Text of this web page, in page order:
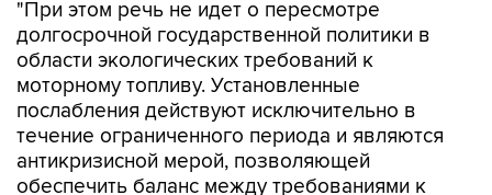
области экологических требований к
моторному топливу. Установленные
послабления действуют исключительно в
течение ограниченного периода и являются
антикризисной мерой, позволяющей
обеспечить баланс между требованиями к
качеству топлива и необходимостью